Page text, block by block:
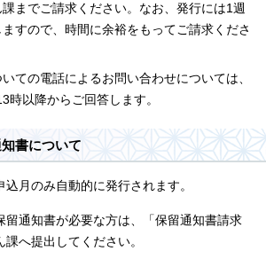
までご請求ください。なお、発行には1週
すので、時間に余裕をもってご請求くださ
ての電話によるお問い合わせについては、
時以降からご回答します。
書について
月のみ自動的に発行されます。
留通知書が必要な方は、「保留通知書請求
へ提出してください。